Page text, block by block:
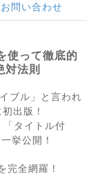
お問い合わせ
使って徹底的
対法則
ブル」と言われ
出版！
タイトル付
挙公開！
完全網羅！